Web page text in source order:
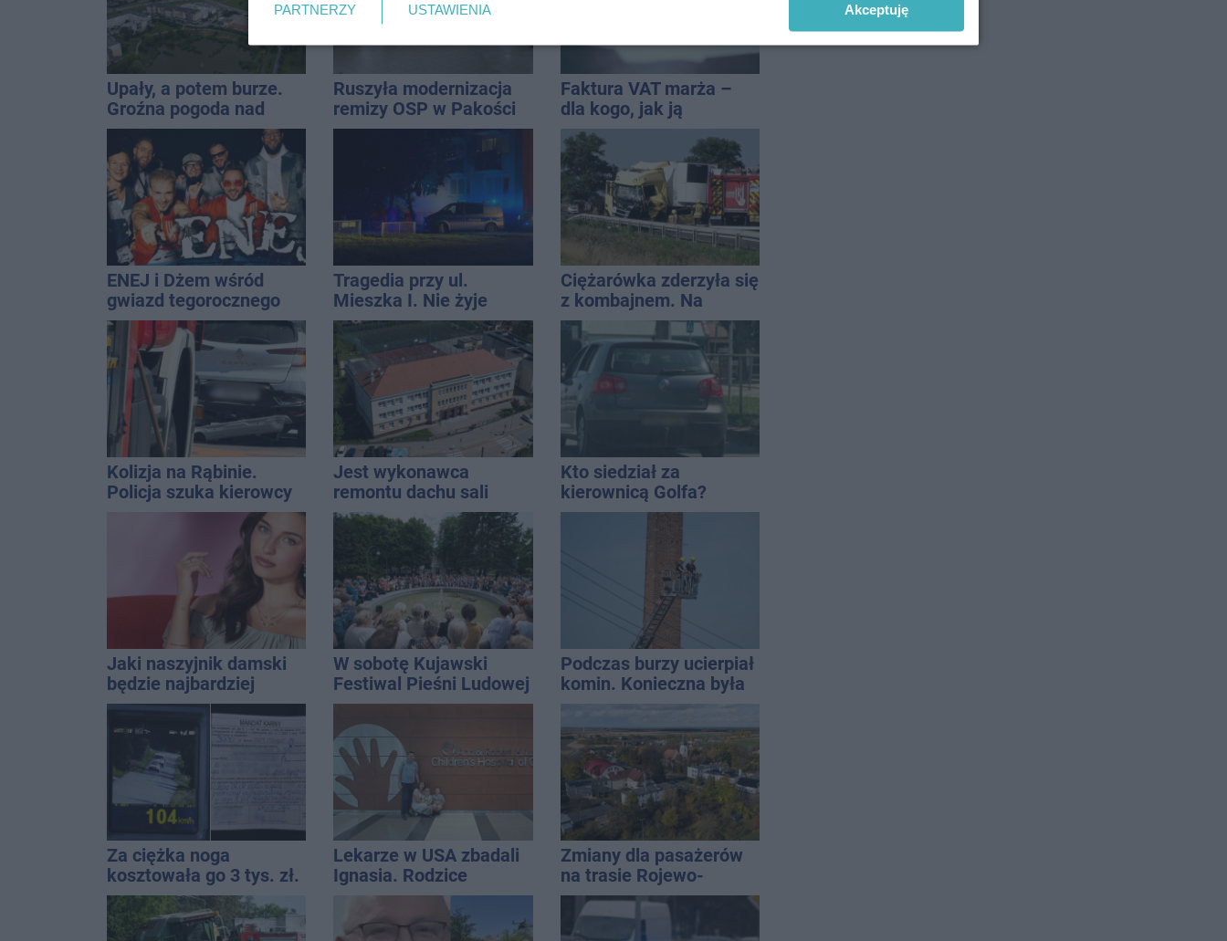
Upały, a potem burze.
Groźna pogoda nad
naszym regionem
Ruszyła modernizacja
remizy OSP w Pakości
Faktura VAT marża –
dla kogo, jak ją
wystawić i jak rozliczyć
ENEJ i Dżem wśród
gwiazd tegorocznego
święta miasta
Tragedia przy ul.
Mieszka I. Nie żyje
osoba, która wypadła z
czwartego piętra
Ciężarówka zderzyła się
z kombajnem. Na
miejscu lądował
śmigłowiec LPR
Kolizja na Rąbinie.
Policja szuka kierowcy
Jest wykonawca
remontu dachu sali
gimastycznej
Kto siedział za
kierownicą Golfa?
Kierowca zbiegł po
Jaki naszyjnik damski
będzie najbardziej
uniwersalny? Modele,
które pasują do wielu
stylizacji
W sobotę Kujawski
Festiwal Pieśni Ludowej
Podczas burzy ucierpiał
komin. Konieczna była
interwencja strażaków
Za ciężka noga
kosztowała go 3 tys. zł.
Do tego 13 punktów
Lekarze w USA zbadali
Ignasia. Rodzice
przekazali wieści
Zmiany dla pasażerów
na trasie Rojewo-
Inowrocław
PARTNERZY USTAWIENIA Akceptuję